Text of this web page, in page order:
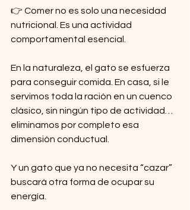
👉 Comer no es solo una necesidad
nutricional. Es una actividad
comportamental esencial.
En la naturaleza, el gato se esfuerza
para conseguir comida. En casa, si le
servimos toda la ración en un cuenco
clásico, sin ningún tipo de actividad…
eliminamos por completo esa
dimensión conductual.
Y un gato que ya no necesita “cazar”
buscará otra forma de ocupar su
energía.